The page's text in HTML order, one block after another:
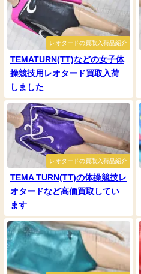
レオタードの買取入荷品紹介
TEMATURN(TT)などの女子体
操競技用レオタード買取入荷
しました
レオタードの買取入荷品紹介
TEMA TURN(TT)の体操競技レ
オタードなど高価買取してい
ます